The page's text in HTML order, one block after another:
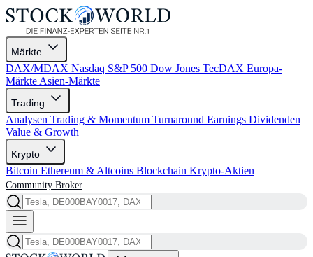
Märkte
DAX/MDAX Nasdaq S&P 500 Dow Jones TecDAX Europa-
Märkte Asien-Märkte
Trading
Analysen Trading & Momentum Turnaround Earnings Dividenden
Value & Growth
Krypto
Bitcoin Ethereum & Altcoins Blockchain Krypto-Aktien
Community Broker